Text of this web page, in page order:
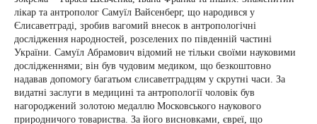
лікар та антрополог Самуїл Вайсенберг, що народився у
Єлисаветграді, зробив вагомий внесок в антропологічні
дослідження народностей, розселених по південній частині
України. Самуїл Абрамович відомий не тільки своїми науковими
дослідженнями; він був чудовим медиком, що безкоштовно
надавав допомогу багатьом єлисаветградцям у скрутні часи. За
видатні заслуги в медицині та антропології чоловік був
нагороджений золотою медаллю Московського наукового
природничого товариства. За його висновками, євреї, що